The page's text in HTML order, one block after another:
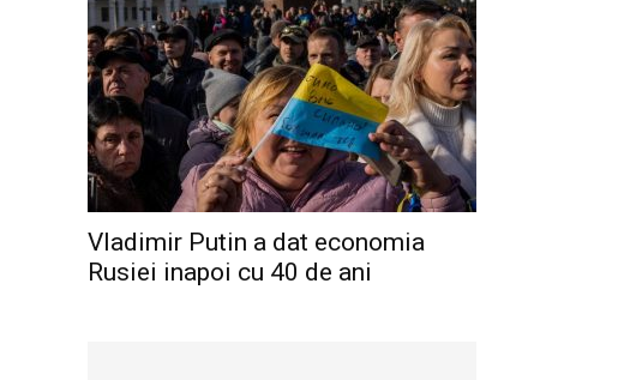
Vladimir Putin a dat economia
Rusiei inapoi cu 40 de ani